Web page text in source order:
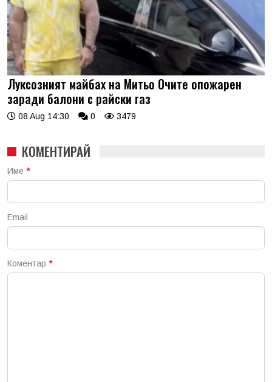
Луксозният майбах на Митьо Очите опожарен
заради балони с райски газ
08 Aug 14:30 0 3479
КОМЕНТИРАЙ
Име *
Email
Коментар *